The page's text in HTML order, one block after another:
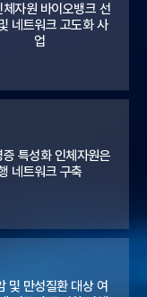
자원 바이오뱅크 선
네트워크 고도화 사
업
특성화 인체자원은
네트워크 구축
및 만성질환 대상 여